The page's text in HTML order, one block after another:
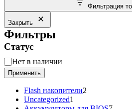
Фильтрация
Закрыть
Фильтры
Статус
Статус
Нет в наличии
Применить
Flash накопители2
Uncategorized1